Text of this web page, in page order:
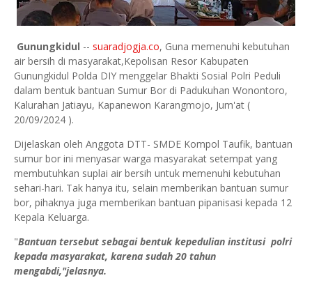
Gunungkidul -- suaradjogja.co, Guna memenuhi kebutuhan
air bersih di masyarakat,Kepolisan Resor Kabupaten
Gunungkidul Polda DIY menggelar Bhakti Sosial Polri Peduli
dalam bentuk bantuan Sumur Bor di Padukuhan Wonontoro,
Kalurahan Jatiayu, Kapanewon Karangmojo, Jum'at (
20/09/2024 ).
Dijelaskan oleh Anggota DTT- SMDE Kompol Taufik, bantuan
sumur bor ini menyasar warga masyarakat setempat yang
membutuhkan suplai air bersih untuk memenuhi kebutuhan
sehari-hari. Tak hanya itu, selain memberikan bantuan sumur
bor, pihaknya juga memberikan bantuan pipanisasi kepada 12
Kepala Keluarga.
"Bantuan tersebut sebagai bentuk kepedulian institusi polri
kepada masyarakat, karena sudah 20 tahun
mengabdi,"jelasnya.